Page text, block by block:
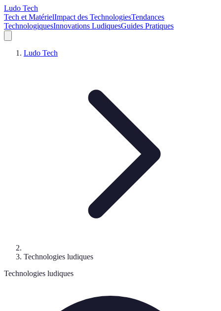
Ludo Tech
Tech et MatérielImpact des TechnologiesTendances
TechnologiquesInnovations LudiquesGuides Pratiques
Ludo Tech
Technologies ludiques
Technologies ludiques